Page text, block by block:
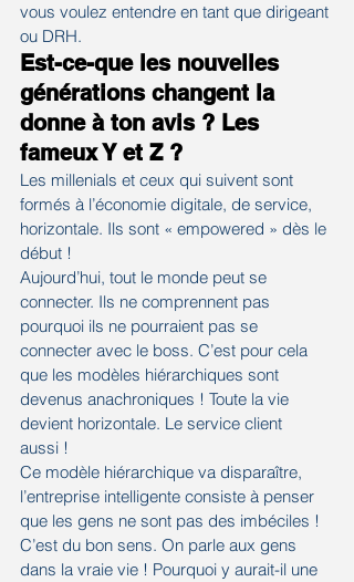
vous voulez entendre en tant que dirigeant
ou DRH.
Est-ce-que les nouvelles
générations changent la
donne à ton avis ? Les
fameux Y et Z ?
Les millenials et ceux qui suivent sont
formés à l’économie digitale, de service,
horizontale. Ils sont « empowered » dès le
début !
Aujourd’hui, tout le monde peut se
connecter. Ils ne comprennent pas
pourquoi ils ne pourraient pas se
connecter avec le boss. C’est pour cela
que les modèles hiérarchiques sont
devenus anachroniques ! Toute la vie
devient horizontale. Le service client
aussi !
Ce modèle hiérarchique va disparaître,
l’entreprise intelligente consiste à penser
que les gens ne sont pas des imbéciles !
C’est du bon sens. On parle aux gens
dans la vraie vie ! Pourquoi y aurait-il une